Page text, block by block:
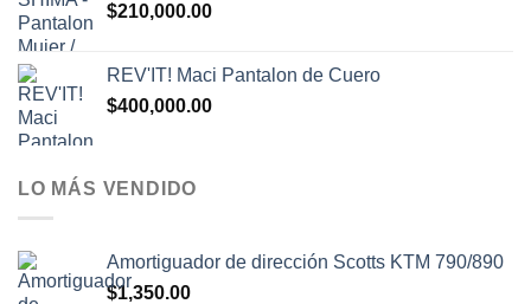
$210,000.00
REV'IT! Maci Pantalon de Cuero
$400,000.00
LO MÁS VENDIDO
Amortiguador de dirección Scotts KTM 790/890
$1,350.00